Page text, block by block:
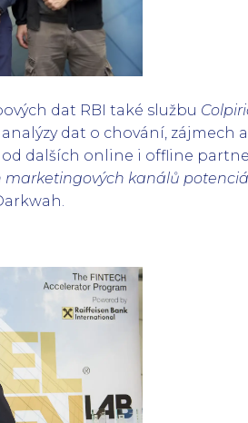
dat RBI také službu
dat o chování, zájmech a
dalších online i offline
marketingových kanálů